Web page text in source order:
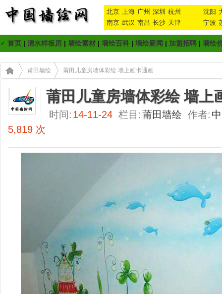
北京 上海 广州 深圳 杭州
南京 武汉 南昌 长沙 天津
沈阳
宁波
♂ 首页 | 清水样板房 | 墙绘素材 | 墙绘百科 | 墙绘新闻 | 加盟招聘 | 墙绘
莆田墙绘 莆田儿童房墙体彩绘 墙上画卡通画
莆田儿童房墙体彩绘 墙上
时间: 14-11-24 栏目:莆田墙绘 作者:
5,819 次